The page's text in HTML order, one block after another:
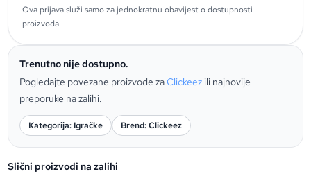
Ova prijava služi samo za jednokratnu obavijest o dostupnosti
proizvoda.
Trenutno nije dostupno.
Pogledajte povezane proizvode zaClickeez ili najnovije
preporuke na zalihi.
Kategorija: Igračke Brend: Clickeez
Slični proizvodi na zalihi